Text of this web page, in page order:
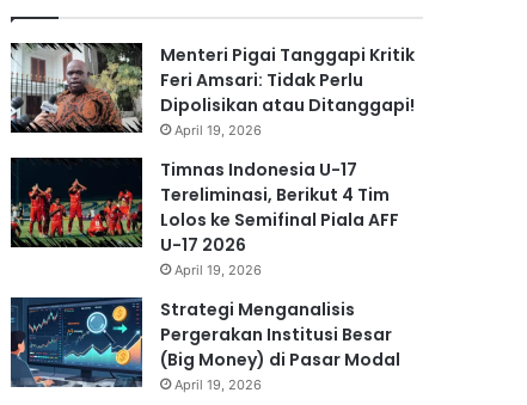
Menteri Pigai Tanggapi Kritik
Feri Amsari: Tidak Perlu
Dipolisikan atau Ditanggapi!
April 19, 2026
Timnas Indonesia U-17
Tereliminasi, Berikut 4 Tim
Lolos ke Semifinal Piala AFF
U-17 2026
April 19, 2026
Strategi Menganalisis
Pergerakan Institusi Besar
(Big Money) di Pasar Modal
April 19, 2026